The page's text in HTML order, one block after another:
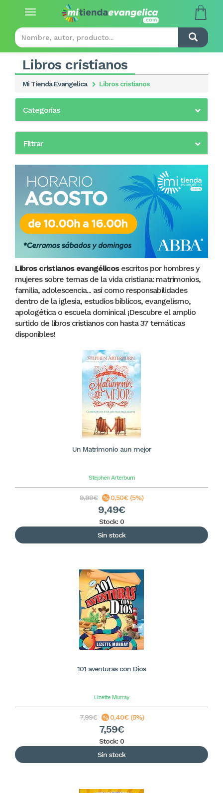
Toggle
Libros cristianos
Mi Tienda Evangelica Libros cristianos
Categorías
Filtrar
Libros cristianos evangélicosescritos por hombres y
mujeres sobre temas de la vida cristiana: matrimonios,
familia, adolescencia... así como responsabilidades
dentro de la iglesia, estudios bíblicos, evangelismo,
apologética o escuela dominical ¡Descubre el amplio
surtido de libros cristianos con hasta 37 temáticas
disponibles!
Un Matrimonio aun mejor
Stephen Arterburn
9,99€ 0,50€ (5%)
9,49€
Stock: 0
Sin stock
101 aventuras con Dios
Lizette Murray
7,99€ 0,40€ (5%)
7,59€
Stock: 0
Sin stock